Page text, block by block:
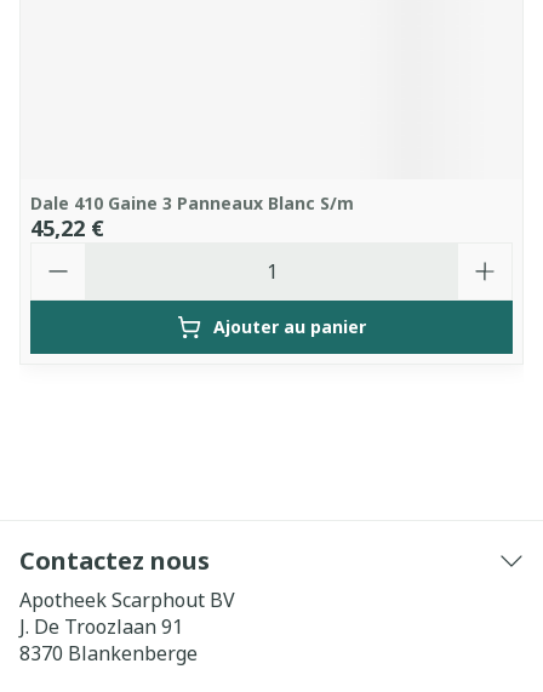
Dale 410 Gaine 3 Panneaux Blanc S/m
45,22 €
Ajouter au panier
Contactez nous
Apotheek Scarphout BV
J. De Troozlaan 91
8370 Blankenberge